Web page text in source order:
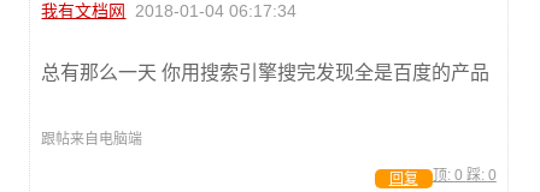
我有文档网 2018-01-04 06:17:34
总有那么一天 你用搜索引擎搜完发现全是百度的产品
跟帖来自电脑端
顶: 0 踩: 0
回复